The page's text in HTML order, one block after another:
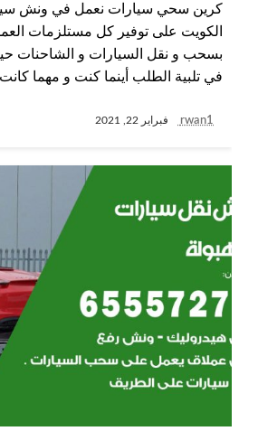
كرين سحي سيارات نعمل في ونش
الكويت على توفير كل مستلزمات
بسحب و نقل السيارات و الشاحنات
في تلبية الطلب أينما كنت و مهما
rwan1 فبراير 22, 2021